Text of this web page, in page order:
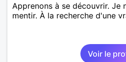
Apprenons à se découvrir. Je
mentir. À la recherche d'une
Voir le